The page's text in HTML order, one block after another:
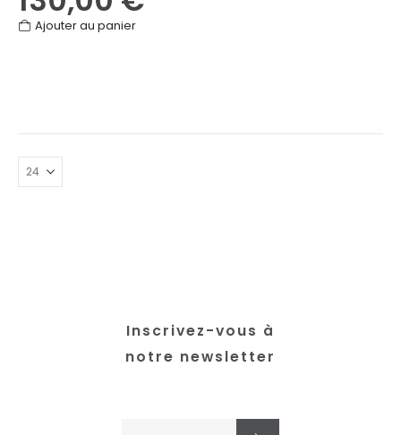
Ajouter au panier
Inscrivez-vous à
notre newsletter